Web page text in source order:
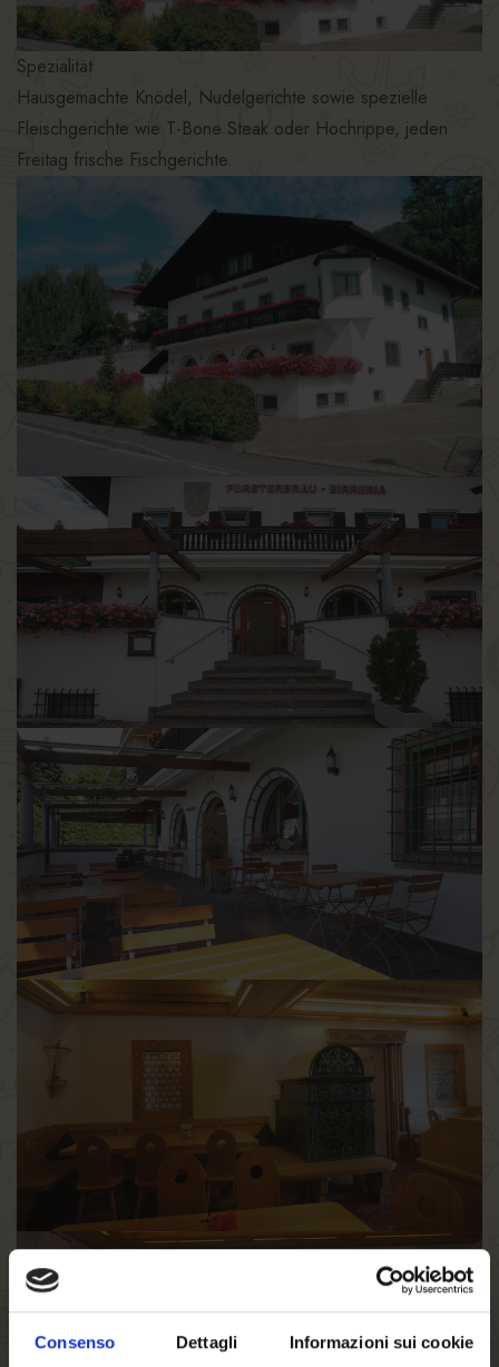
Consenso Dettagli Informazioni sui cookie
Spezialität
Hausgemachte Knödel, Nudelgerichte sowie spezielle
Fleischgerichte wie T-Bone Steak oder Hochrippe, jeden
Freitag frische Fischgerichte.